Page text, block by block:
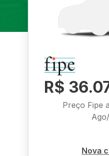
R$
Preço Fipe
Nova